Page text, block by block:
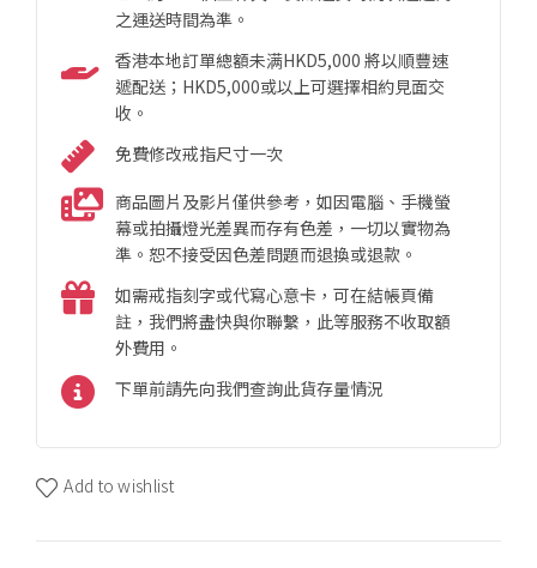
之運送時間為準。
香港本地訂單總額未满HKD5,000 將以順豐速
遞配送；HKD5,000或以上可選擇相約見面交
收。
免費修改戒指尺寸一次
商品圖片及影片僅供參考，如因電腦、手機螢
幕或拍攝燈光差異而存有色差，一切以實物為
準。恕不接受因色差問題而退換或退款。
如需戒指刻字或代寫心意卡，可在結帳頁備
註，我們將盡快與你聯繫，此等服務不收取額
外費用。
下單前請先向我們查詢此貨存量情況
Add to wishlist